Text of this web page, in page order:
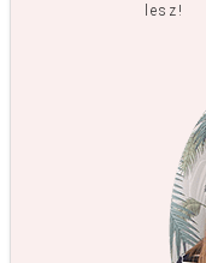
lesz!